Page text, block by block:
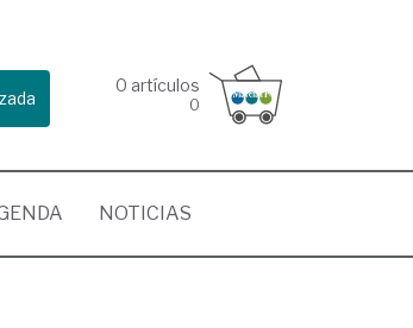
0 artículos
0
NOTICIAS